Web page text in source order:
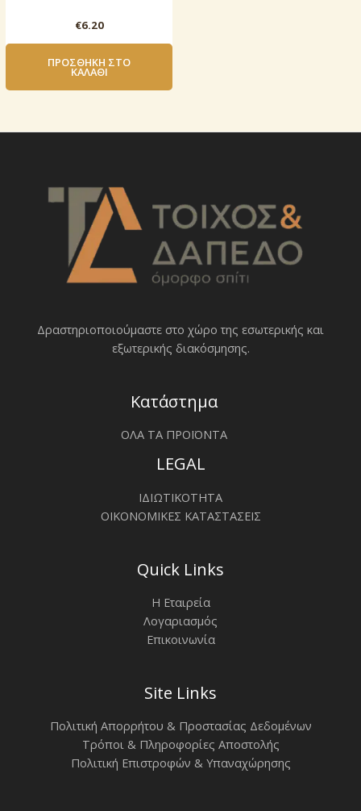
€6.20
ΠΡΟΣΘΉΚΗ ΣΤΟ
ΚΑΛΆΘΙ
Δραστηριοποιoύμαστε στο χώρο της εσωτερικής και
εξωτερικής διακόσμησης.
Κατάστημα
ΟΛΑ ΤΑ ΠΡΟΪΟΝΤΑ
LEGAL
ΙΔΙΩΤΙΚΟΤΗΤΑ
ΟΙΚΟΝΟΜΙΚΕΣ ΚΑΤΑΣΤΑΣΕΙΣ
Quick Links
Η Εταιρεία
Λογαριασμός
Επικοινωνία
Site Links
Πολιτική Απορρήτου & Προστασίας Δεδομένων
Τρόποι & Πληροφορίες Αποστολής
Πολιτική Επιστροφών & Υπαναχώρησης